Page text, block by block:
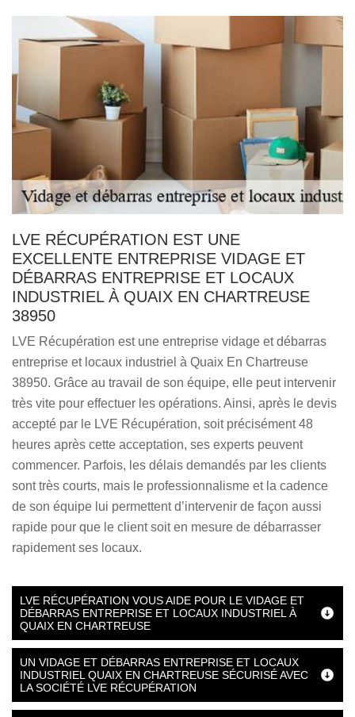
LVE RÉCUPÉRATION EST UNE
EXCELLENTE ENTREPRISE VIDAGE ET
DÉBARRAS ENTREPRISE ET LOCAUX
INDUSTRIEL À QUAIX EN CHARTREUSE
38950
LVE Récupération est une entreprise vidage et débarras
entreprise et locaux industriel à Quaix En Chartreuse
38950. Grâce au travail de son équipe, elle peut intervenir
très vite pour effectuer les opérations. Ainsi, après le devis
accepté par le LVE Récupération, soit précisément 48
heures après cette acceptation, ses experts peuvent
commencer. Parfois, les délais demandés par les clients
sont très courts, mais le professionnalisme et la cadence
de son équipe lui permettent d’intervenir de façon aussi
rapide pour que le client soit en mesure de débarrasser
rapidement ses locaux.
LVE RÉCUPÉRATION VOUS AIDE POUR LE VIDAGE ET
DÉBARRAS ENTREPRISE ET LOCAUX INDUSTRIEL À
QUAIX EN CHARTREUSE
UN VIDAGE ET DÉBARRAS ENTREPRISE ET LOCAUX
INDUSTRIEL QUAIX EN CHARTREUSE SÉCURISÉ AVEC
LA SOCIÉTÉ LVE RÉCUPÉRATION